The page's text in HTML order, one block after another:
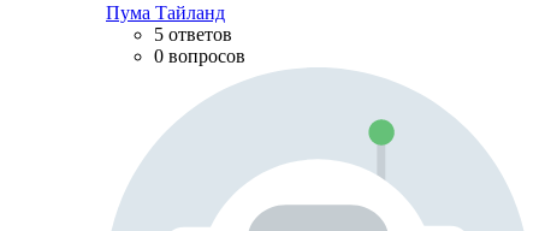
Пума Тайланд
5 ответов
0 вопросов